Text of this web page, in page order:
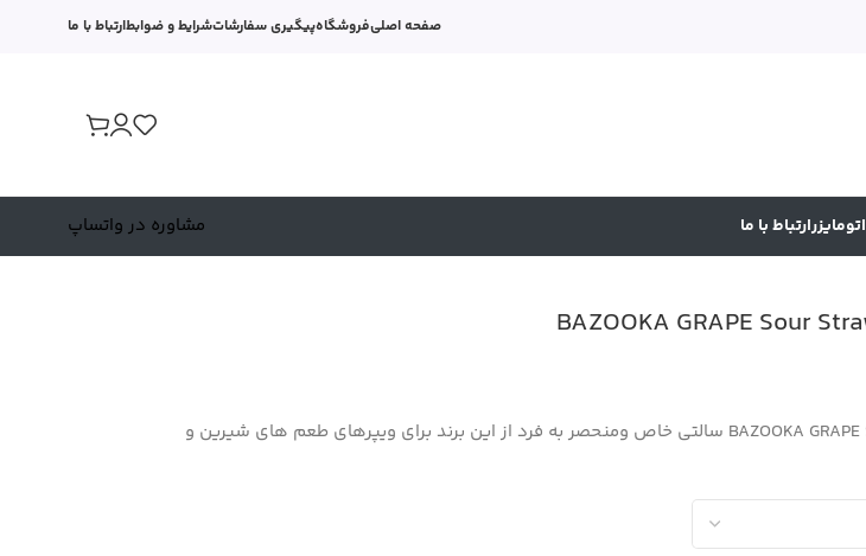
صفحه اصلیفروشگاهپیگیری سفارشاتشرایط و ضوابطارتباط با ما
اتومایزرارتباط با ما مشاوره در واتساپ
سالت انگور بازوکا | BAZOOKA GRAPE Sour Straws سالتی خاص ومنحصر به فرد از این برند برای ویپرهای طعم های شیرین و